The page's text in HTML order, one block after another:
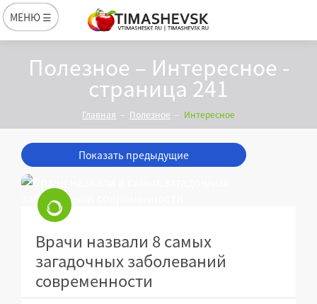
МЕНЮ ☰
Полезное – Интересное -
страница 241
Главная Полезное Интересное
Показать предыдущие
Врачи назвали 8 самых
загадочных заболеваний
современности